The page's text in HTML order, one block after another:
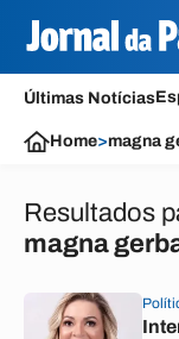
Últimas Notícias
Home>magna
Resultados
magna